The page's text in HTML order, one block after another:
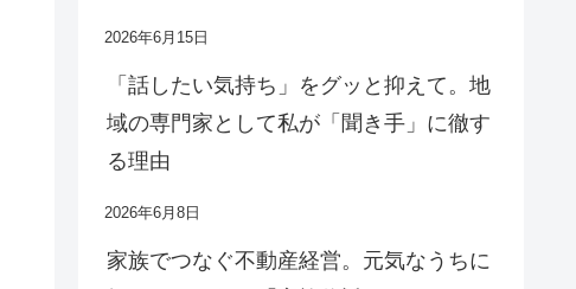
2026年6月15日
「話したい気持ち」をグッと抑えて。地
域の専門家として私が「聞き手」に徹す
る理由
2026年6月8日
家族でつなぐ不動産経営。元気なうちに